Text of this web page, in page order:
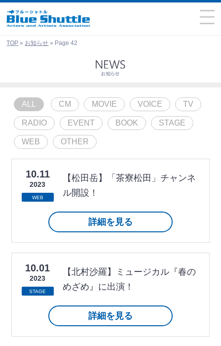
TOP » お知らせ » Page 42
ALL CM MOVIE VOICE TV
RADIO EVENT BOOK STAGE
WEB OTHER
10.11
2023
WEB
【松田岳】「茶寮松田」チャンネ
ル開設！
詳細を見る
10.01
2023
STAGE
【北村沙羅】ミュージカル『春の
めざめ』に出演！
詳細を見る